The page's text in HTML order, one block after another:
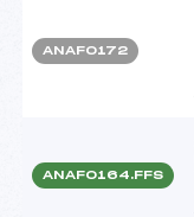
ANAF0172
ANAF0164.FFS